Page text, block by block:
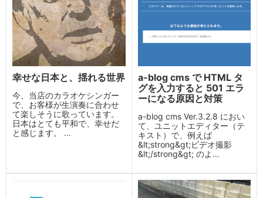
幸せな日本と、揺れる世界
今、当店のカラオケシンガー
で、お客様が生演奏に合わせ
て楽しそうに歌っています。
日本はとても平和で、幸せだ
と感じます。 ...
a-blog cms で HTML タ
グを入力すると 501 エラ
ーになる原因と対策
a-blog cms Ver.3.2.8 におい
て、ユニットエディター（テ
キスト）で、例えば
&lt;strong&gt;ビデオ撮影
&lt;/strong&gt; のよ...